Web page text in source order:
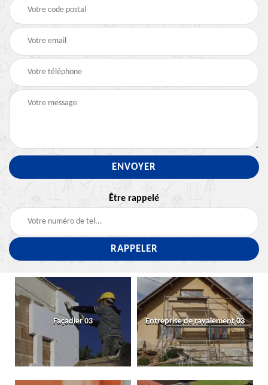
Être rappelé
Façadier 03 Entreprise de ravalement 03